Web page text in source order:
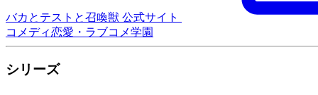
バカとテストと召喚獣 公式サイト
コメディ恋愛・ラブコメ学園
シリーズ